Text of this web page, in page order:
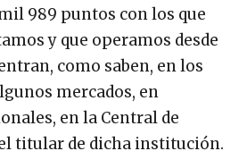
989 puntos con los que
y que operamos desde
como saben, en los
mercados, en
en la Central de
titular de dicha institución.